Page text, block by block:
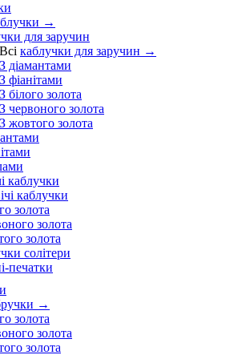
→
для заручин
Всі каблучки для заручин →
З діамантами
З фіанітами
З білого золота
З червоного золота
З жовтого золота
каблучки
каблучки
золота
золота
золота
солітери
печатки
→
золота
золота
золота